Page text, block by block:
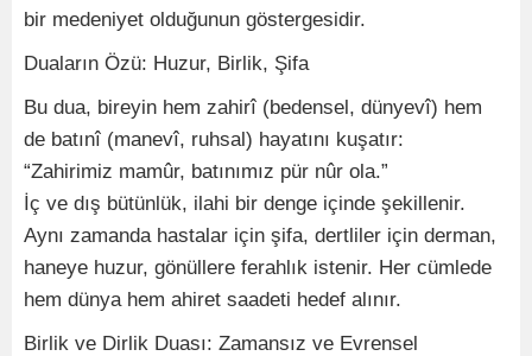
bir medeniyet olduğunun göstergesidir.
Duaların Özü: Huzur, Birlik, Şifa
Bu dua, bireyin hem zahirî (bedensel, dünyevî) hem
de batınî (manevî, ruhsal) hayatını kuşatır:
“Zahirimiz mamûr, batınımız pür nûr ola.”
İç ve dış bütünlük, ilahi bir denge içinde şekillenir.
Aynı zamanda hastalar için şifa, dertliler için derman,
haneye huzur, gönüllere ferahlık istenir. Her cümlede
hem dünya hem ahiret saadeti hedef alınır.
Birlik ve Dirlik Duası: Zamansız ve Evrensel